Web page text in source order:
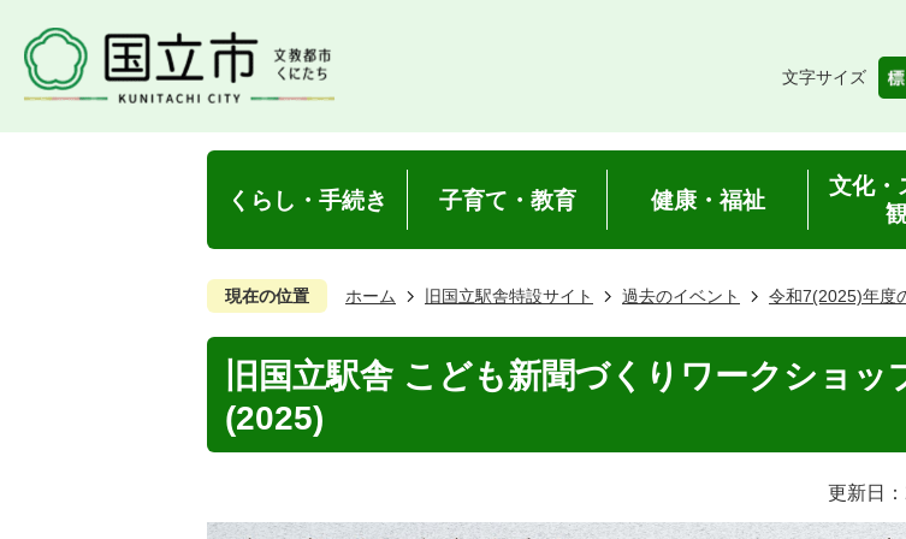
文字サイズ
くらし・手続き 子育て・教育 健康・福祉
文化・
現在の位置 ホーム 旧国立駅舎特設サイト 過去のイベント 令和7(2025)年度
旧国立駅舎 こども新聞づくりワークショッ
(2025)
更新日